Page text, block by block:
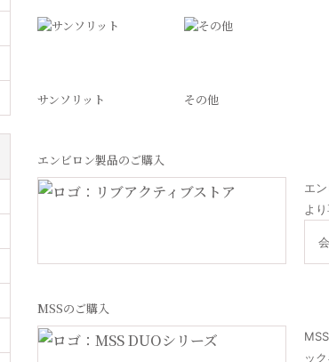
サンソリット その他
エンビロン製品のご購入
エ
よ
MSSのご購入
ッ